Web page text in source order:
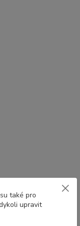
také pro
upravit